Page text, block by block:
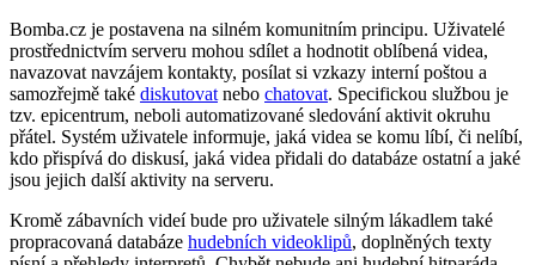
Bomba.cz je postavena na silném komunitním principu. Uživatelé
prostřednictvím serveru mohou sdílet a hodnotit oblíbená videa,
navazovat navzájem kontakty, posílat si vzkazy interní poštou a
samozřejmě také diskutovat nebo chatovat. Specifickou službou je
tzv. epicentrum, neboli automatizované sledování aktivit okruhu
přátel. Systém uživatele informuje, jaká videa se komu líbí, či nelíbí,
kdo přispívá do diskusí, jaká videa přidali do databáze ostatní a jaké
jsou jejich další aktivity na serveru.
Kromě zábavních videí bude pro uživatele silným lákadlem také
propracovaná databáze hudebních videoklipů, doplněných texty